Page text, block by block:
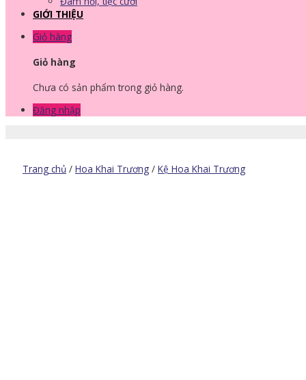
GIỚI THIỆU
Giỏ hàng
Giỏ hàng
Chưa có sản phẩm trong giỏ hàng.
Đăng nhập
Trang chủ / Hoa Khai Trương / Kệ Hoa Khai Trương